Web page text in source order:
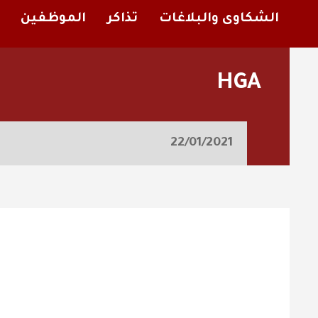
الشكاوى والبلاغات تذاكر الموظفين
HGA
22/01/2021